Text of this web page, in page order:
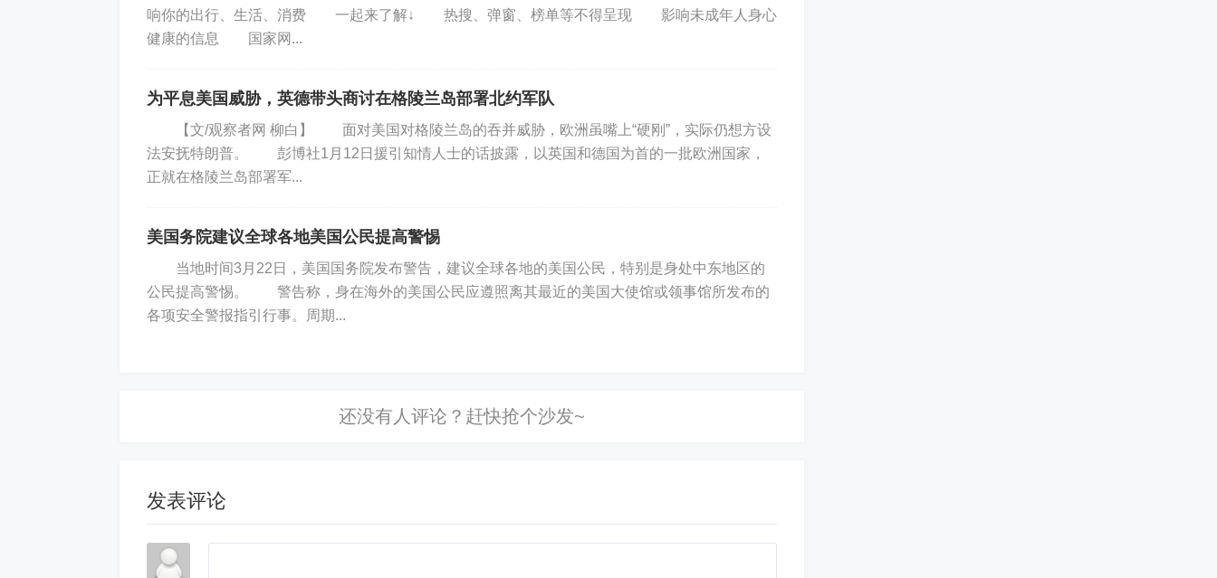
响你的出行、生活、消费 一起来了解↓ 热搜、弹窗、榜单等不得呈现 影响未成年人身心
健康的信息 国家网...
为平息美国威胁，英德带头商讨在格陵兰岛部署北约军队
【文/观察者网 柳白】 面对美国对格陵兰岛的吞并威胁，欧洲虽嘴上“硬刚”，实际仍想方设
法安抚特朗普。 彭博社1月12日援引知情人士的话披露，以英国和德国为首的一批欧洲国家，
正就在格陵兰岛部署军...
美国务院建议全球各地美国公民提高警惕
当地时间3月22日，美国国务院发布警告，建议全球各地的美国公民，特别是身处中东地区的
公民提高警惕。 警告称，身在海外的美国公民应遵照离其最近的美国大使馆或领事馆所发布的
各项安全警报指引行事。周期...
发表评论